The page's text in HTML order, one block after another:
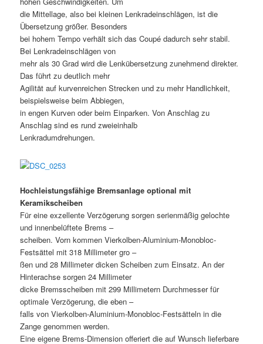
die Mittellage, also bei kleinen Lenkradeinschlägen, ist die
Übersetzung größer. Besonders
bei hohem Tempo verhält sich das Coupé dadurch sehr stabil.
Bei Lenkradeinschlägen von
mehr als 30 Grad wird die Lenkübersetzung zunehmend direkter.
Das führt zu deutlich mehr
Agilität auf kurvenreichen Strecken und zu mehr Handlichkeit,
beispielsweise beim Abbiegen,
in engen Kurven oder beim Einparken. Von Anschlag zu
Anschlag sind es rund zweieinhalb
Lenkradumdrehungen.
Hochleistungsfähige Bremsanlage optional mit
Keramikscheiben
Für eine exzellente Verzögerung sorgen serienmäßig gelochte
und innenbelüftete Brems –
scheiben. Vorn kommen Vierkolben-Aluminium-Monobloc-
Festsättel mit 318 Millimeter gro –
ßen und 28 Millimeter dicken Scheiben zum Einsatz. An der
Hinterachse sorgen 24 Millimeter
dicke Bremsscheiben mit 299 Millimetern Durchmesser für
optimale Verzögerung, die eben –
falls von Vierkolben-Aluminium-Monobloc-Festsätteln in die
Zange genommen werden.
Eine eigene Brems-Dimension offeriert die auf Wunsch lieferbare